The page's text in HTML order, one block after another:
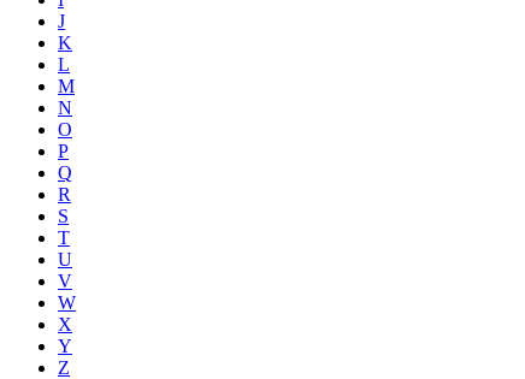
J
K
L
M
N
O
P
Q
R
S
T
U
V
W
X
Y
Z